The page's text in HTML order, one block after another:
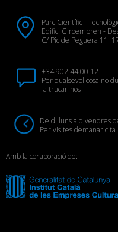
Parc Científic i
Edifici Giroempren -
C/ Pic de Peguera 11.
+34 902 44 00 12
Per qualsevol cosa no
a trucar-nos
De dilluns a divendres
Per visites demanar cita
Amb la col·laboració de: